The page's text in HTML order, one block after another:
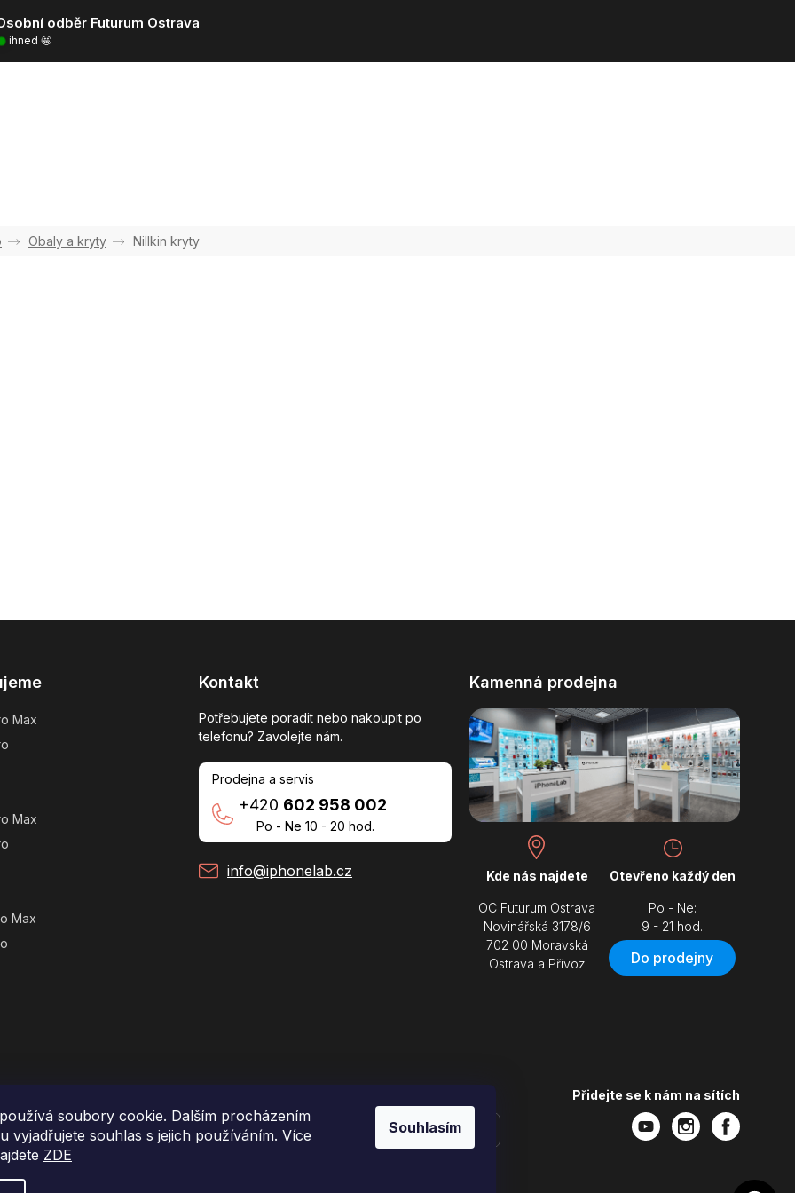
soubory cookie. Dalším procházením
vyjadřujete souhlas s jejich používáním. Více
ZDE
Souhlasím
odběr Futurum Ostrava
ihned 🤩
Obaly a kryty Nillkin kryty
Max
Max
Max
Kontakt
Potřebujete poradit nebo nakoupit po
telefonu? Zavolejte nám.
Prodejna a servis
+420 602 958 002
Po - Ne 10 - 20 hod.
info@iphonelab.cz
Kamenná prodejna
Kde nás najdete
OC Futurum Ostrava
Novinářská 3178/6
702 00 Moravská
Ostrava a Přívoz
Otevřeno každý den
Po - Ne:
9 - 21 hod.
Do prodejny
Přidejte se k nám na sítích